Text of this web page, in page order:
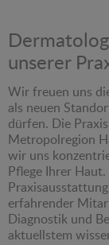
unserer
Wir freuen uns
als neuen
dürfen. Die
Metropolregion
wir uns
Pflege Ihrer
erfahrender
Diagnostik und
aktuellstem